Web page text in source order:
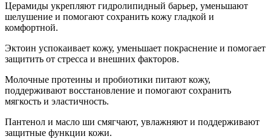
Церамиды укрепляют гидролипидный барьер, уменьшают
шелушение и помогают сохранить кожу гладкой и
комфортной.
Эктоин успокаивает кожу, уменьшает покраснение и помогает
защитить от стресса и внешних факторов.
Молочные протеины и пробиотики питают кожу,
поддерживают восстановление и помогают сохранить
мягкость и эластичность.
Пантенол и масло ши смягчают, увлажняют и поддерживают
защитные функции кожи.